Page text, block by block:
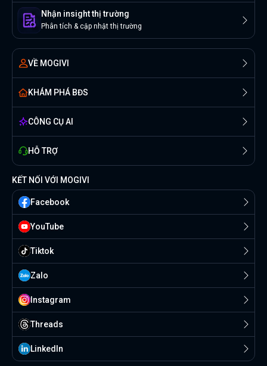
Nhận insight thị trường
Phân tích & cập nhật thị trường
VỀ MOGIVI
KHÁM PHÁ BĐS
CÔNG CỤ AI
HỖ TRỢ
KẾT NỐI VỚI MOGIVI
Facebook
YouTube
Tiktok
Zalo
Instagram
Threads
Linkedln